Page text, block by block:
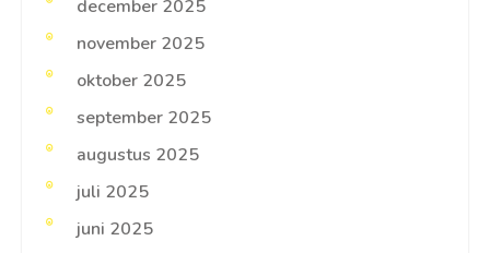
december 2025
november 2025
oktober 2025
september 2025
augustus 2025
juli 2025
juni 2025